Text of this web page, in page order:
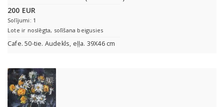
200 EUR
Solījumi: 1
Lote ir noslēgta, solīšana beigusies
Cafe. 50-tie. Audekls, eļļa. 39X46 cm